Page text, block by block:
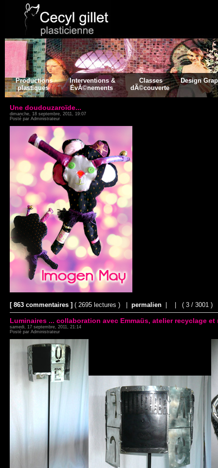
Productions
plastiques
Interventions &
ÉvÃ©nements
Classes
dÃ©couverte
Design
Une doudouzaroïde...
dimanche, 18 septembre, 2011, 19:07
Posté par Administrateur
[ 863 commentaires ] ( 2695 lectures ) | permalien ( 3 / 3001 )
Luminaires ... collaboration avec Emmaüs, atelier recyclage et
samedi, 17 septembre, 2011, 21:14
Posté par Administrateur